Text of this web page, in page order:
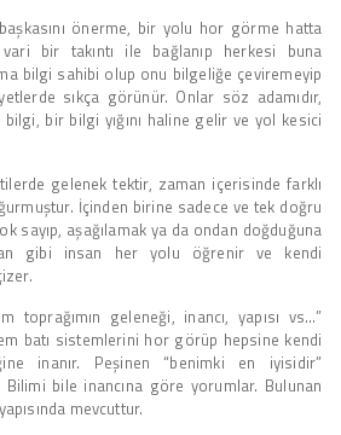
önerme, bir yolu hor görme hatta
bir takıntı ile bağlanıp herkesi buna
bilgi sahibi olup onu bilgeliğe çeviremeyip
sıkça görünür. Onlar söz adamıdır,
bir bilgi yığını haline gelir ve yol kesici
gelenek tektir, zaman içerisinde farklı
İçinden birine sadece ve tek doğru
sayıp, aşağılamak ya da ondan doğduğuna
gibi insan her yolu öğrenir ve kendi
toprağımın geleneği, inancı, yapısı vs…”
batı sistemlerini hor görüp hepsine kendi
inanır. Peşinen “benimki en iyisidir”
Bilimi bile inancına göre yorumlar. Bulunan
mevcuttur.